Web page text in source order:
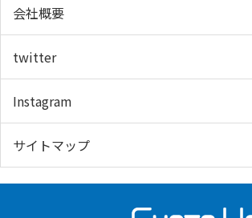
会社概要
twitter
Instagram
サイトマップ